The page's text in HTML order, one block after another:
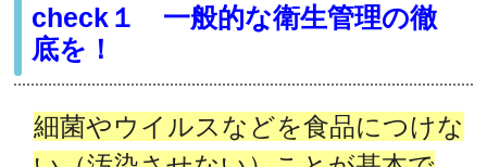
check１ 一般的な衛生管理の徹
底を！
細菌やウイルスなどを食品につけな